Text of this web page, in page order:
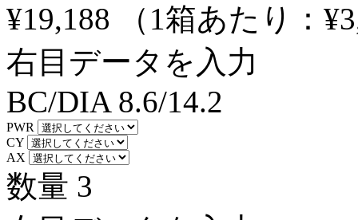
¥19,188
（1箱あたり：
右目データを入力
BC/DIA 8.6/14.2
PWR
CY
AX
数量 3